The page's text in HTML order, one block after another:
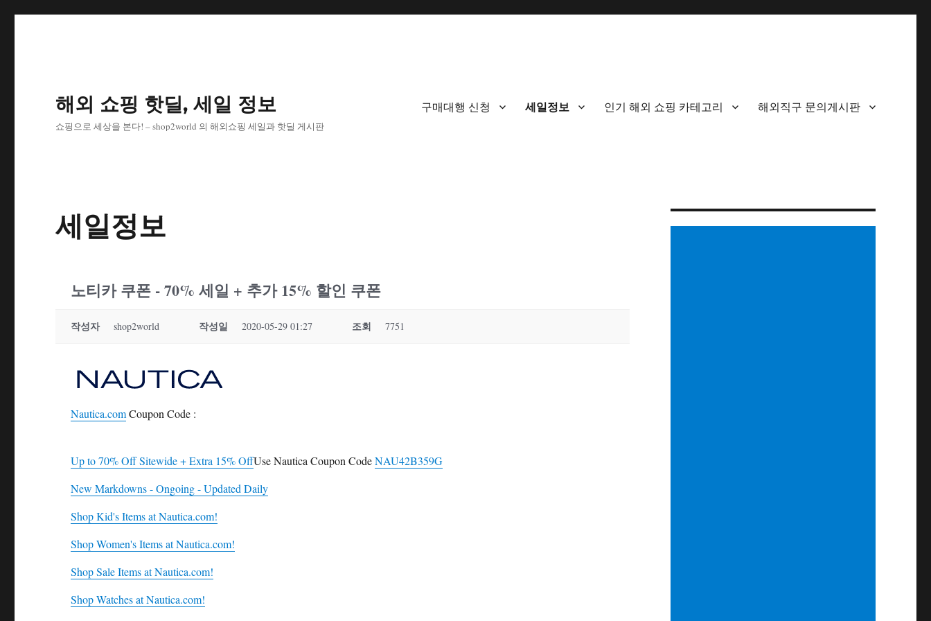
해외 쇼핑 핫딜, 세일 정보
쇼핑으로 세상을 본다! – shop2world 의 해외쇼핑 세일과 핫딜 게시판
구매대행 신청 세일정보 인기 해외 쇼핑 카테고리 해외직구 문의게시판
세일정보
노티카 쿠폰 - 70% 세일 + 추가 15% 할인 쿠폰
작성자 shop2world 작성일 2020-05-29 01:27 조회 7751
Nautica.comCoupon Code :
Up to 70% Off Sitewide + Extra 15% OffUse Nautica Coupon CodeNAU42B359G
New Markdowns - Ongoing - Updated Daily
Shop Kid's Items at Nautica.com!
Shop Women's Items at Nautica.com!
Shop Sale Items at Nautica.com!
Shop Watches at Nautica.com!